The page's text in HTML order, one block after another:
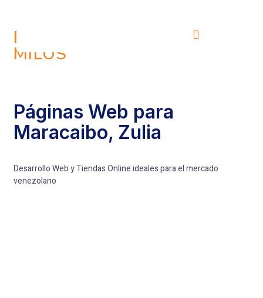
BIENVENIDOS A GRUPO
MILOS
Páginas Web para
Maracaibo, Zulia
Desarrollo Web y Tiendas Online ideales para el mercado
venezolano